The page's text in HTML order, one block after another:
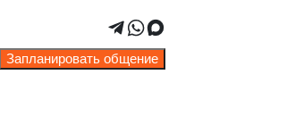
Запланировать общение